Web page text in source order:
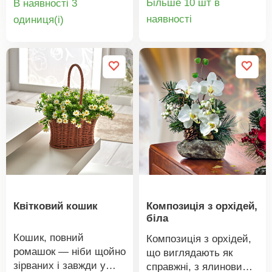
сонячне світло.
непрозора. Мікрофібра
- легкий догляд. Можна
повісити на карниз.
Можна прати при
температурі 30 °C.
В наявності 3
oдиниця(і)
Більше 10 шт в
наявності
Квітковий кошик
Кошик, повний
ромашок — ніби щойно
зірваних і завжди у
Композиція з орхідей,
біла
Композиція з орхідей,
що виглядають як
справжні, з ялиновими